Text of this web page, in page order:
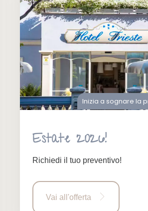
Inizia a sognare la
Estate 2026!
Richiedi il tuo preventivo!
Vai all'offerta